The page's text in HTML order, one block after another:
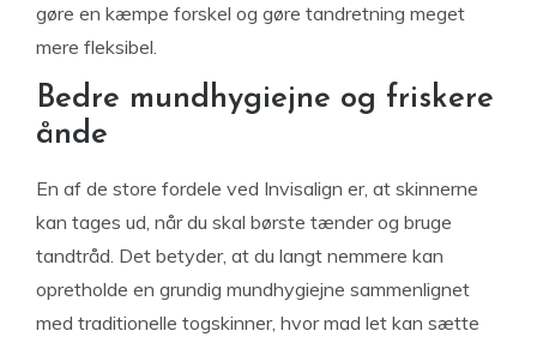
gøre en kæmpe forskel og gøre tandretning meget
mere fleksibel.
Bedre mundhygiejne og friskere
ånde
En af de store fordele ved Invisalign er, at skinnerne
kan tages ud, når du skal børste tænder og bruge
tandtråd. Det betyder, at du langt nemmere kan
opretholde en grundig mundhygiejne sammenlignet
med traditionelle togskinner, hvor mad let kan sætte